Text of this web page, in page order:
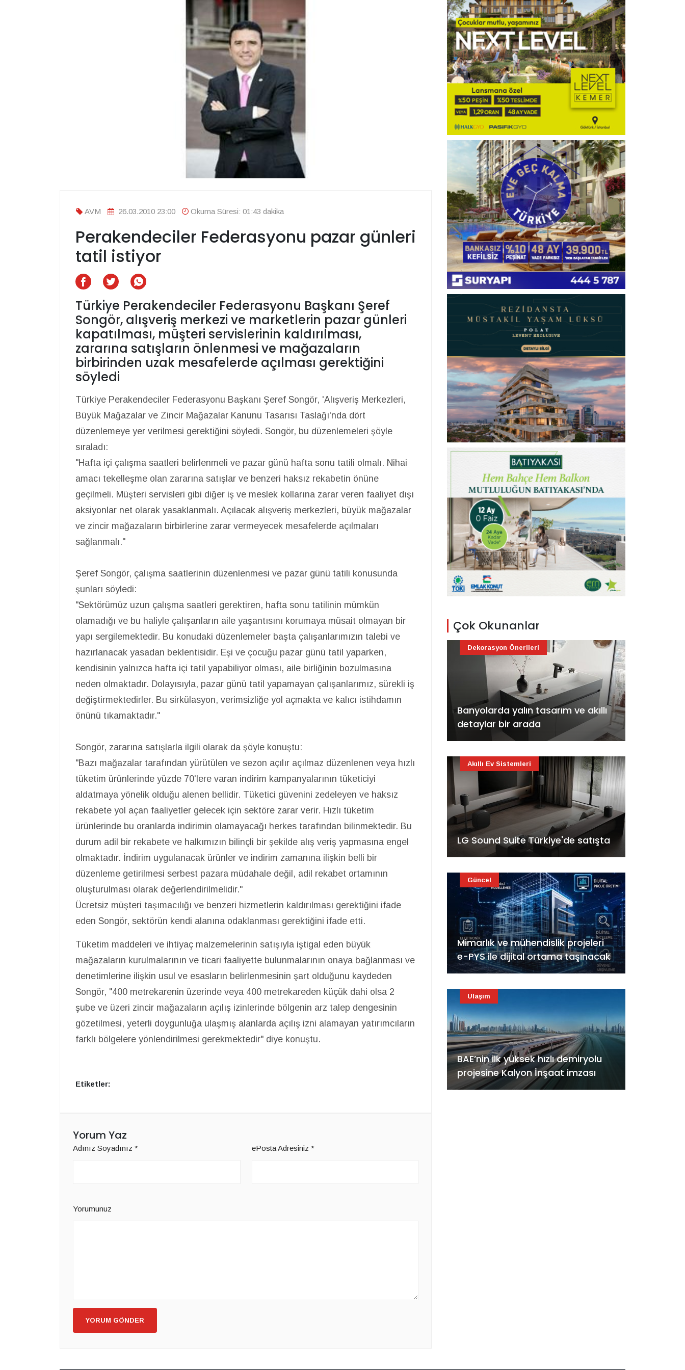
AVM 26.03.2010 23:00 Okuma Süresi: 01:43 dakika
Perakendeciler Federasyonu pazar günleri
tatil istiyor
Türkiye Perakendeciler Federasyonu Başkanı Şeref
Songör, alışveriş merkezi ve marketlerin pazar günleri
kapatılması, müşteri servislerinin kaldırılması,
zararına satışların önlenmesi ve mağazaların
birbirinden uzak mesafelerde açılması gerektiğini
söyledi
Türkiye Perakendeciler Federasyonu Başkanı Şeref Songör, 'Alışveriş Merkezleri,
Büyük Mağazalar ve Zincir Mağazalar Kanunu Tasarısı Taslağı'nda dört
düzenlemeye yer verilmesi gerektiğini söyledi. Songör, bu düzenlemeleri şöyle
sıraladı:
"Hafta içi çalışma saatleri belirlenmeli ve pazar günü hafta sonu tatili olmalı. Nihai
amacı tekelleşme olan zararına satışlar ve benzeri haksız rekabetin önüne
geçilmeli. Müşteri servisleri gibi diğer iş ve meslek kollarına zarar veren faaliyet dışı
aksiyonlar net olarak yasaklanmalı. Açılacak alışveriş merkezleri, büyük mağazalar
ve zincir mağazaların birbirlerine zarar vermeyecek mesafelerde açılmaları
sağlanmalı."
Şeref Songör, çalışma saatlerinin düzenlenmesi ve pazar günü tatili konusunda
şunları söyledi:
"Sektörümüz uzun çalışma saatleri gerektiren, hafta sonu tatilinin mümkün
olamadığı ve bu haliyle çalışanların aile yaşantısını korumaya müsait olmayan bir
yapı sergilemektedir. Bu konudaki düzenlemeler başta çalışanlarımızın talebi ve
hazırlanacak yasadan beklentisidir. Eşi ve çocuğu pazar günü tatil yaparken,
kendisinin yalnızca hafta içi tatil yapabiliyor olması, aile birliğinin bozulmasına
neden olmaktadır. Dolayısıyla, pazar günü tatil yapamayan çalışanlarımız, sürekli iş
değiştirmektedirler. Bu sirkülasyon, verimsizliğe yol açmakta ve kalıcı istihdamın
önünü tıkamaktadır."
Songör, zararına satışlarla ilgili olarak da şöyle konuştu:
"Bazı mağazalar tarafından yürütülen ve sezon açılır açılmaz düzenlenen veya hızlı
tüketim ürünlerinde yüzde 70'lere varan indirim kampanyalarının tüketiciyi
aldatmaya yönelik olduğu alenen bellidir. Tüketici güvenini zedeleyen ve haksız
rekabete yol açan faaliyetler gelecek için sektöre zarar verir. Hızlı tüketim
ürünlerinde bu oranlarda indirimin olamayacağı herkes tarafından bilinmektedir. Bu
durum adil bir rekabete ve halkımızın bilinçli bir şekilde alış veriş yapmasına engel
olmaktadır. İndirim uygulanacak ürünler ve indirim zamanına ilişkin belli bir
düzenleme getirilmesi serbest pazara müdahale değil, adil rekabet ortamının
oluşturulması olarak değerlendirilmelidir."
Ücretsiz müşteri taşımacılığı ve benzeri hizmetlerin kaldırılması gerektiğini ifade
eden Songör, sektörün kendi alanına odaklanması gerektiğini ifade etti.
Tüketim maddeleri ve ihtiyaç malzemelerinin satışıyla iştigal eden büyük
mağazaların kurulmalarının ve ticari faaliyette bulunmalarının onaya bağlanması ve
denetimlerine ilişkin usul ve esasların belirlenmesinin şart olduğunu kaydeden
Songör, "400 metrekarenin üzerinde veya 400 metrekareden küçük dahi olsa 2
şube ve üzeri zincir mağazaların açılış izinlerinde bölgenin arz talep dengesinin
gözetilmesi, yeterli doygunluğa ulaşmış alanlarda açılış izni alamayan yatırımcıların
farklı bölgelere yönlendirilmesi gerekmektedir" diye konuştu.
Etiketler:
Yorum Yaz
Adınız Soyadınız * ePosta Adresiniz *
Yorumunuz
YORUM GÖNDER
Çok Okunanlar
Banyolarda yalın tasarım ve akıllı
detaylar bir arada
Dekorasyon Önerileri
LG Sound Suite Türkiye'de satışta
Akıllı Ev Sistemleri
Mimarlık ve mühendislik projeleri
e-PYS ile dijital ortama taşınacak
Güncel
BAE’nin ilk yüksek hızlı demiryolu
projesine Kalyon İnşaat imzası
Ulaşım